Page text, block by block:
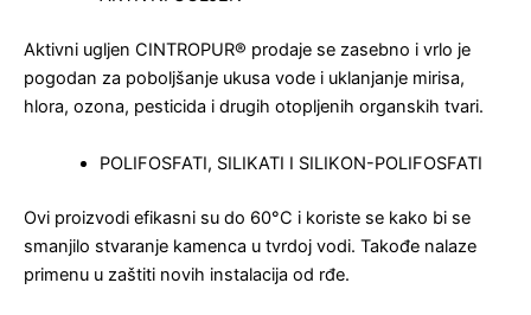
Aktivni ugljen CINTROPUR® prodaje se zasebno i vrlo je
pogodan za poboljšanje ukusa vode i uklanjanje mirisa,
hlora, ozona, pesticida i drugih otopljenih organskih tvari.
POLIFOSFATI, SILIKATI I SILIKON-POLIFOSFATI
Ovi proizvodi efikasni su do 60°C i koriste se kako bi se
smanjilo stvaranje kamenca u tvrdoj vodi. Takođe nalaze
primenu u zaštiti novih instalacija od rđe.